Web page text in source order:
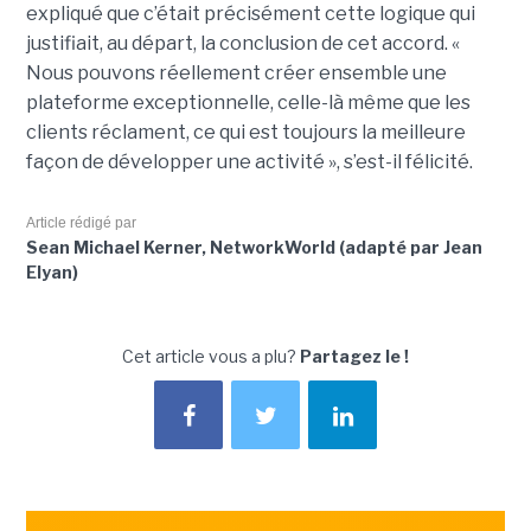
expliqué que c’était précisément cette logique qui
justifiait, au départ, la conclusion de cet accord. «
Nous pouvons réellement créer ensemble une
plateforme exceptionnelle, celle-là même que les
clients réclament, ce qui est toujours la meilleure
façon de développer une activité », s’est-il félicité.
Article rédigé par
Sean Michael Kerner, NetworkWorld (adapté par Jean
Elyan)
Cet article vous a plu? Partagez le !